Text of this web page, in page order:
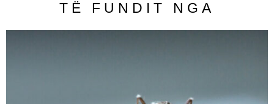
TË FUNDIT NGA